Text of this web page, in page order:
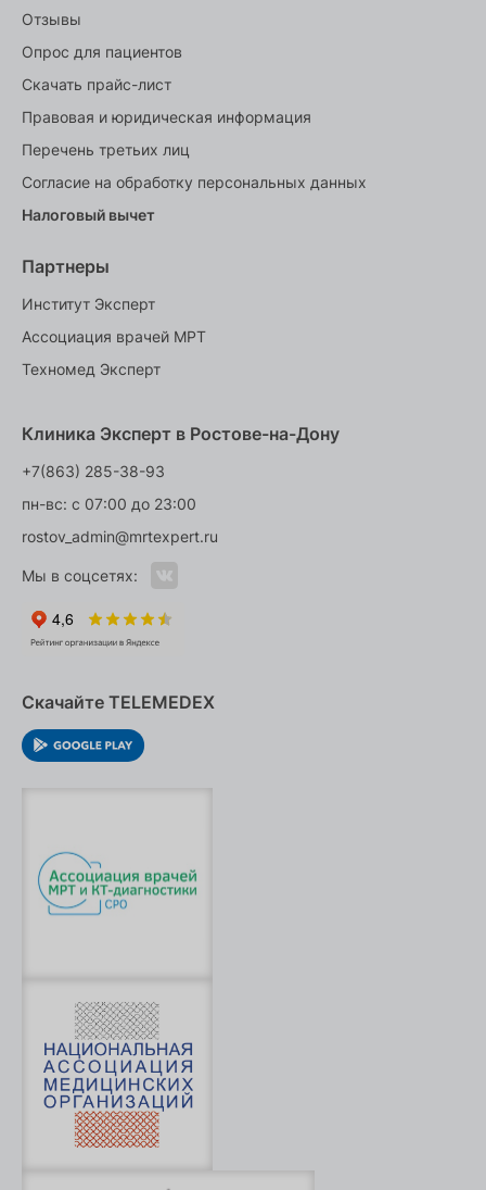
Отзывы
Опрос для пациентов
Скачать прайс-лист
Правовая и юридическая информация
Перечень третьих лиц
Согласие на обработку персональных данных
Налоговый вычет
Партнеры
Институт Эксперт
Ассоциация врачей МРТ
Техномед Эксперт
Клиника Эксперт в Ростове-на-Дону
+7(863) 285-38-93
пн-вс: с 07:00 до 23:00
rostov_admin@mrtexpert.ru
Мы в соцсетях:
Скачайте TELEMEDEX